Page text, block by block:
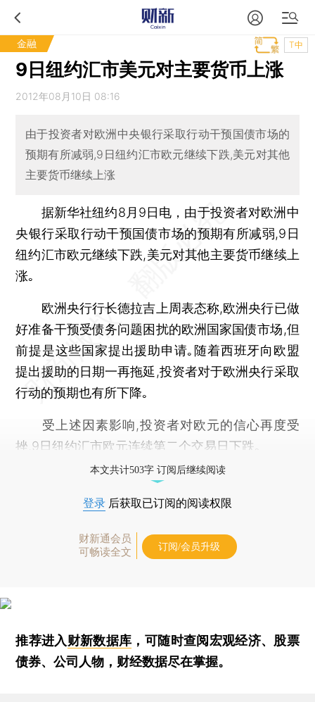
金融 T中
9日纽约汇市美元对主要货币上涨
2012年08月10日 08:16
由于投资者对欧洲中央银行采取行动干预国债市场的
预期有所减弱,9日纽约汇市欧元继续下跌,美元对其他
主要货币继续上涨
据新华社纽约8月9日电，由于投资者对欧洲中
央银行采取行动干预国债市场的预期有所减弱,9日
纽约汇市欧元继续下跌,美元对其他主要货币继续上
涨｡
欧洲央行行长德拉吉上周表态称,欧洲央行已做
好准备干预受债务问题困扰的欧洲国家国债市场,但
前提是这些国家提出援助申请｡随着西班牙向欧盟
提出援助的日期一再拖延,投资者对于欧洲央行采取
行动的预期也有所下降｡
受上述因素影响,投资者对欧元的信心再度受
挫,9日纽约汇市欧元连续第二个交易日下跌｡
本文共计503字 订阅后继续阅读
登录 后获取已订阅的阅读权限
财新通会员
可畅读全文
订阅/会员升级
推荐进入财新数据库 ，可随时查阅宏观经济、股票
债券、公司人物，财经数据尽在掌握。